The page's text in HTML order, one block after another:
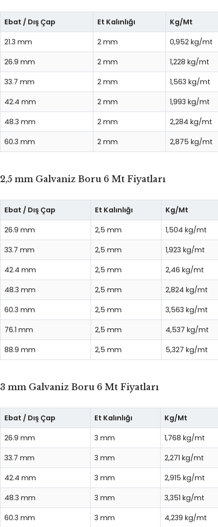
Ebat / Dış Çap Et Kalınlığı Kg/Mt
21.3 mm 2 mm 0,952 kg/mt
26.9 mm 2 mm 1,228 kg/mt
33.7 mm 2 mm 1,563 kg/mt
42.4 mm 2 mm 1,993 kg/mt
48.3 mm 2 mm 2,284 kg/mt
60.3 mm 2 mm 2,875 kg/mt
2,5 mm Galvaniz Boru 6 Mt Fiyatları
Ebat / Dış Çap Et Kalınlığı Kg/Mt
26.9 mm 2,5 mm 1,504 kg/mt
33.7 mm 2,5 mm 1,923 kg/mt
42.4 mm 2,5 mm 2,46 kg/mt
48.3 mm 2,5 mm 2,824 kg/mt
60.3 mm 2,5 mm 3,563 kg/mt
76.1 mm 2,5 mm 4,537 kg/mt
88.9 mm 2,5 mm 5,327 kg/mt
3 mm Galvaniz Boru 6 Mt Fiyatları
Ebat / Dış Çap Et Kalınlığı Kg/Mt
26.9 mm 3 mm 1,768 kg/mt
33.7 mm 3 mm 2,271 kg/mt
42.4 mm 3 mm 2,915 kg/mt
48.3 mm 3 mm 3,351 kg/mt
60.3 mm 3 mm 4,239 kg/mt